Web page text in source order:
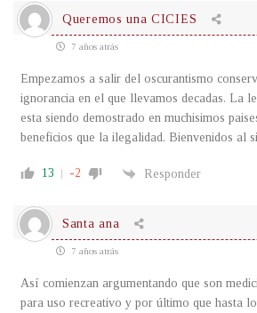
Queremos una CICIES
7 años atrás
Empezamos a salir del oscurantismo
ignorancia en el que llevamos decadas. La
esta siendo demostrado en muchisimos
beneficios que la ilegalidad. Bienvenidos al
13 -2 Responder
Santa ana
7 años atrás
Así comienzan argumentando que son
para uso recreativo y por último que hasta